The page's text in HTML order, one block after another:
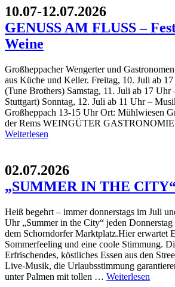
10.07-12.07.2026
GENUSS AM FLUSS –
Weine
Großheppacher Wengerter und
aus Küche und Keller. Freitag, 10. Juli ab
(Tune Brothers) Samstag, 11. Juli ab 17
Stuttgart) Sonntag, 12. Juli ab 11 Uhr –
Großheppach 13-15 Uhr Ort: Mühlwiesen
der Rems WEINGÜTER
Weiterlesen
02.07.2026
„SUMMER IN THE
Heiß begehrt – immer donnerstags im Juli
Uhr „Summer in the City“ jeden
dem Schorndorfer Marktplatz.Hier erwartet
Sommerfeeling und eine coole Stimmung.
Erfrischendes, köstliches Essen aus den
Live-Musik, die Urlaubsstimmung
unter Palmen mit tollen … Weiterlesen